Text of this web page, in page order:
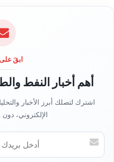
ابقَ
أهم أخبار النفط
اشترك لتصلك أبرز الأخبار
الإلكتروني،
أ
خ